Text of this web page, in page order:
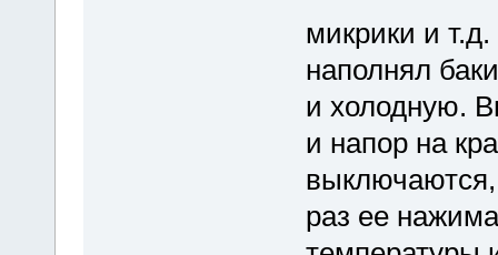
микрики и
наполнял
и холодную.
и напор на
раз ее